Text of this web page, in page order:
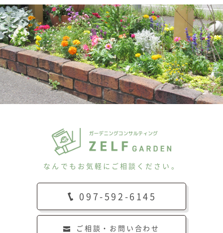
なんでもお気軽にご相談ください。
097-592-6145
ご相談・お問い合わせ